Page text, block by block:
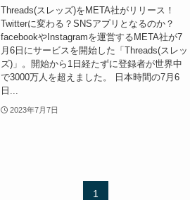
Threads(スレッズ)をMETA社がリリース！
Twitterに変わる？SNSアプリとなるのか？
facebookやInstagramを運営するMETA社が7
月6日にサービスを開始した「Threads(スレッ
ズ)」。開始から1日経たずに登録者が世界中
で3000万人を超えました。 日本時間の7月6
日...
2023年7月7日
1